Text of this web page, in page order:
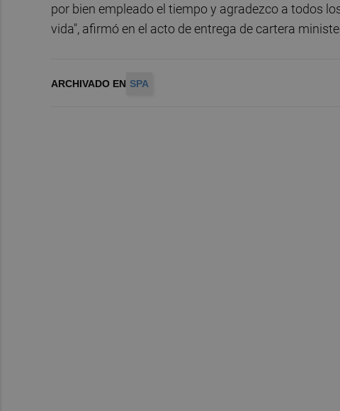
por bien empleado el tiempo y agradezco a todos
vida", afirmó en el acto de entrega de cartera
ARCHIVADO EN SPA